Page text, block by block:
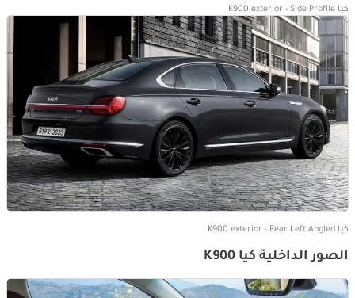
كيا K900 exterior - Side Profile
كيا K900 exterior - Rear Left Angled
الصور الداخلية كيا K900